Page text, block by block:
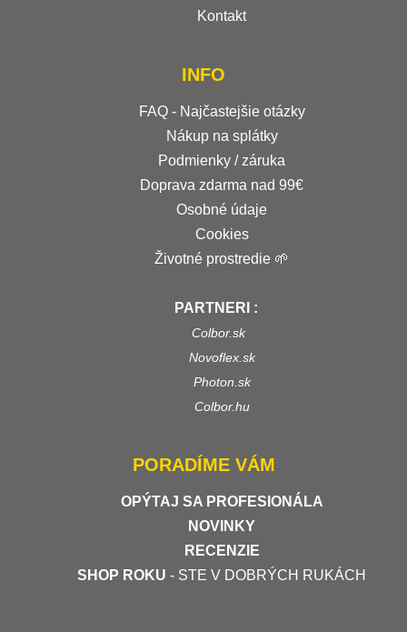
Kontakt
INFO
FAQ - Najčastejšie otázky
Nákup na splátky
Podmienky / záruka
Doprava zdarma nad 99€
Osobné údaje
Cookies
Životné prostredie 🌱
PARTNERI :
Colbor.sk
Novoflex.sk
Photon.sk
Colbor.hu
PORADÍME VÁM
OPÝTAJ SA PROFESIONÁLA
NOVINKY
RECENZIE
SHOP ROKU - STE V DOBRÝCH RUKÁCH